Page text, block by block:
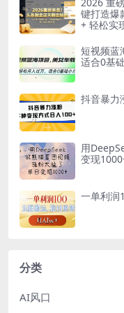
键打造爆
+ 轻松实
短视频蓝
适合0基
抖音暴力
用
变现
一单利润
分类
AI风口